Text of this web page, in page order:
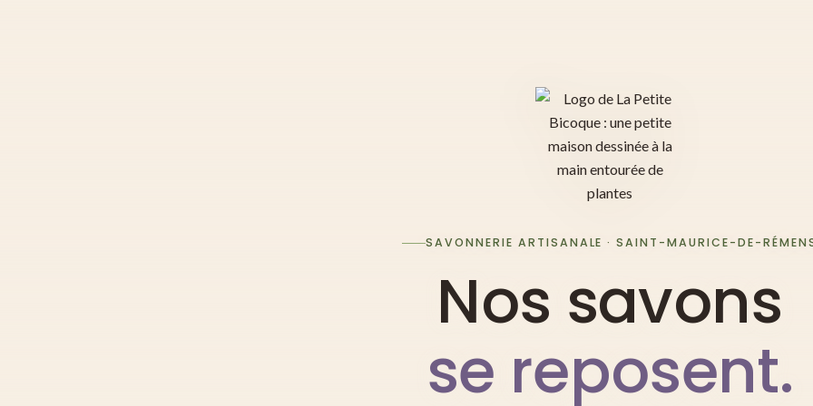
SAVONNERIE ARTISANALE · SAINT-MAURICE-DE-
Nos savons
se reposent.